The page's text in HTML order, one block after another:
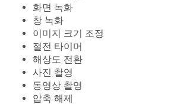
화면 녹화
창 녹화
이미지 크기 조정
절전 타이머
해상도 전환
사진 촬영
동영상 촬영
압축 해제